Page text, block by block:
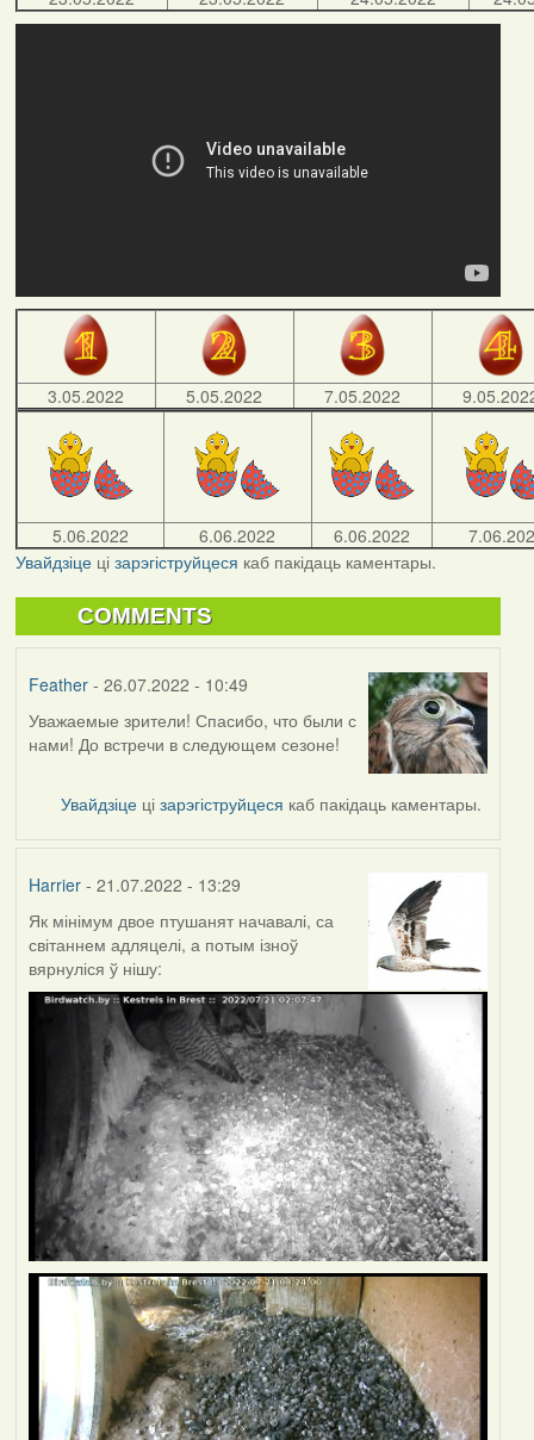
3.05.2022 5.05.2022 7.05.2022
5.06.2022 6.06.2022 6.06.2022
Увайдзіцеці зарэгіструйцеся каб пакідаць каментары.
COMMENTS
Feather- 26.07.2022 - 10:49
Уважаемые зрители! Спасибо, что были с
нами! До встречи в следующем сезоне!
Увайдзіце цізарэгіструйцеся каб пакідаць каментары.
Harrier- 21.07.2022 - 13:29
Як мінімум двое птушанят начавалі, са
світаннем адляцелі, а потым ізноў
вярнуліся ў нішу: